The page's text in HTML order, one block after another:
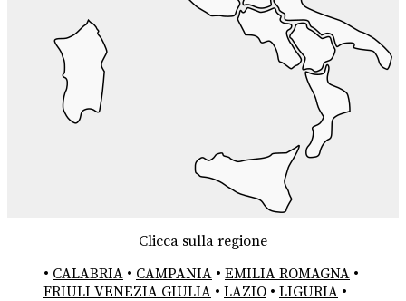
Clicca sulla regione
• CALABRIA • CAMPANIA • EMILIA ROMAGNA •
FRIULI VENEZIA GIULIA • LAZIO • LIGURIA •